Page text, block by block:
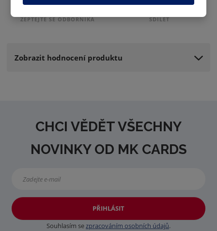
ZEPTEJTE SE ODBORNÍKA SDÍLET
Zobrazit hodnocení produktu
CHCI VĚDĚT VŠECHNY
NOVINKY OD MK CARDS
PŘIHLÁSIT
Souhlasím sezpracováním osobních údajů.